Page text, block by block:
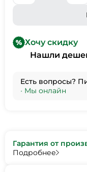
Хочу скидку
Нашли
Есть вопросы?
• Мы онлайн
Гарантия от
Подробнее